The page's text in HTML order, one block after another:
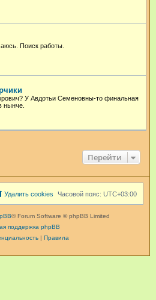
Поиск работы.
У Авдотьи Семеновны-то финальная
нынче.
Перейти
Часовой пояс: UTC+03:00
Удалить cookies
® Forum Software © phpBB Limited
поддержка phpBB
| Правила